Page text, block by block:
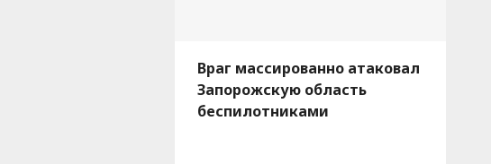
Враг массированно атаковал
Запорожскую область
беспилотниками